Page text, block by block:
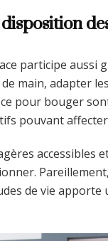
participe
main, adapter
pour bouger
pouvant
de vie